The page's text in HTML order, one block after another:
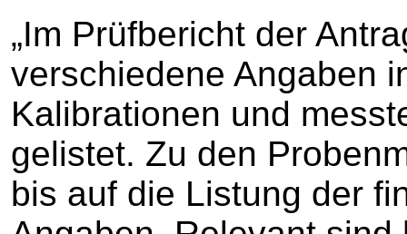
„Im Prüfbericht der
verschiedene Angaben
Kalibrationen und
gelistet. Zu den
bis auf die Listung der